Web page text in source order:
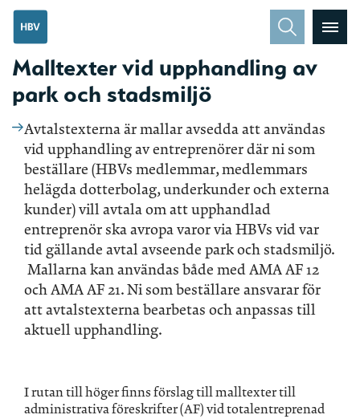
Malltexter vid upphandling av
park och stadsmiljö
Avtalstexterna är mallar avsedda att användas
vid upphandling av entreprenörer där ni som
beställare (HBVs medlemmar, medlemmars
helägda dotterbolag, underkunder och externa
kunder) vill avtala om att upphandlad
entreprenör ska avropa varor via HBVs vid var
tid gällande avtal avseende park och stadsmiljö.
Mallarna kan användas både med AMA AF 12
och AMA AF 21. Ni som beställare ansvarar för
att avtalstexterna bearbetas och anpassas till
aktuell upphandling.
I rutan till höger finns förslag till malltexter till
administrativa föreskrifter (AF) vid totalentreprenad